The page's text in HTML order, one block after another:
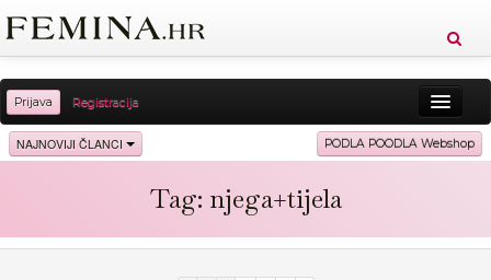
Prijava Registracija
Sreća Zdravlje Vitkost
Ljubav Relax Putovanja
NAJNOVIJI ČLANCI PODLA POODLA Webshop
Tag: njega+tijela